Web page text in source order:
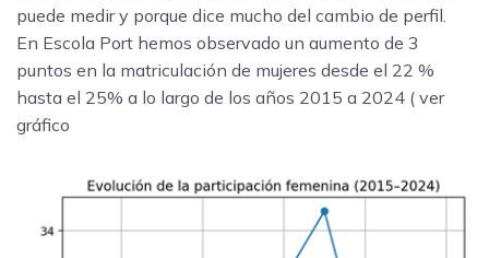
puede medir y porque dice mucho del cambio de perfil.
En Escola Port hemos observado un aumento de 3
puntos en la matriculación de mujeres desde el 22 %
hasta el 25% a lo largo de los años 2015 a 2024 ( ver
gráfico